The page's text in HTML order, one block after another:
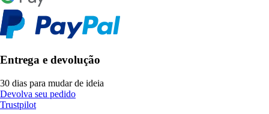
Entrega e devolução
30 dias para mudar de ideia
Devolva seu pedido
Trustpilot